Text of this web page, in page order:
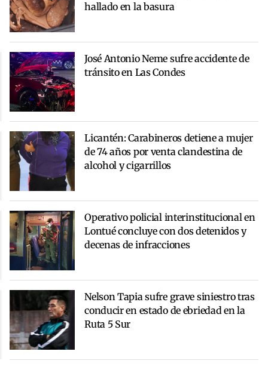
hallado en la basura
José Antonio Neme sufre accidente de
tránsito en Las Condes
Licantén: Carabineros detiene a mujer
de 74 años por venta clandestina de
alcohol y cigarrillos
Operativo policial interinstitucional en
Lontué concluye con dos detenidos y
decenas de infracciones
Nelson Tapia sufre grave siniestro tras
conducir en estado de ebriedad en la
Ruta 5 Sur